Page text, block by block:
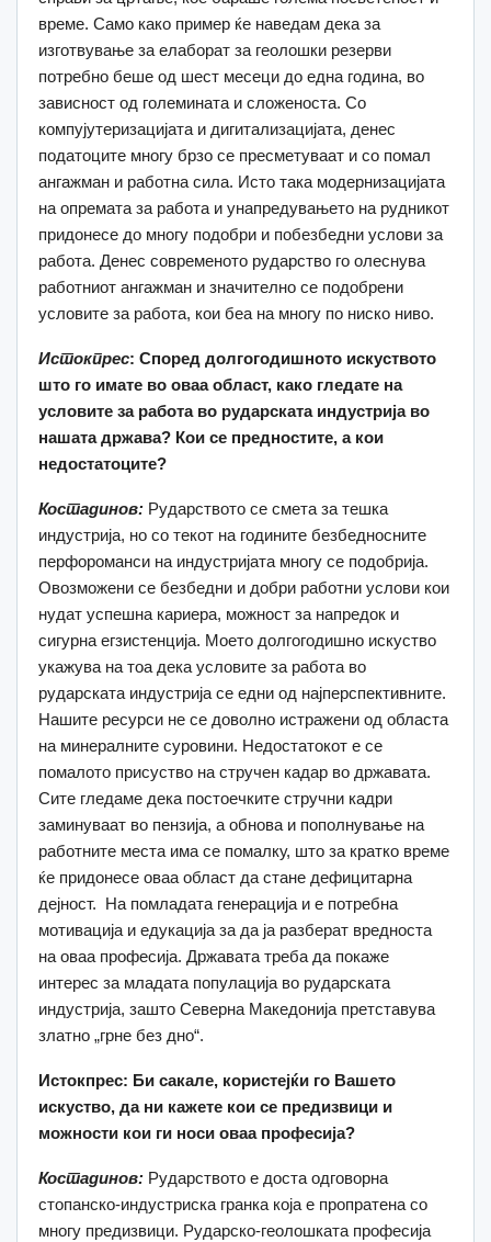
време. Само како пример ќе наведам дека за
изготвување за елаборат за геолошки резерви
потребно беше од шест месеци до една година, во
зависност од големината и сложеноста. Со
компујутеризацијата и дигитализацијата, денес
податоците многу брзо се пресметуваат и со помал
ангажман и работна сила. Исто така модернизацијата
на опремата за работа и унапредувањето на рудникот
придонесе до многу подобри и побезбедни услови за
работа. Денес современото рударство го олеснува
работниот ангажман и значително се подобрени
условите за работа, кои беа на многу по ниско ниво.
Истокпрес: Според долгогодишното искуството
што го имате во оваа област, како гледате на
условите за работа во рударската индустрија во
нашата држава? Кои се предностите, а кои
недостатоците?
Костадинов: Рударството се смета за тешка
индустрија, но со текот на годините безбедносните
перфороманси на индустријата многу се подобрија.
Oвозможени се безбедни и добри работни услови кои
нудат успешна кариера, можност за напредок и
сигурна егзистенција. Моето долгогодишно искуство
укажува на тоа дека условите за работа во
рударската индустрија се едни од најперспективните.
Нашите ресурси не се доволно истражени од областа
на минералните суровини. Недостатокот е се
помалото присуство на стручен кадар во државата.
Сите гледаме дека постоечките стручни кадри
заминуваат во пензија, а обнова и пополнување на
работните места има се помaлку, што за кратко време
ќе придонесе оваа област да стане дефицитарна
дејност. На помладата генерација и е потребна
мотивација и едукација за да ја разберат вредноста
на оваа професија. Државата треба да покаже
интерес за младата популација во рударската
индустрија, зашто Северна Македонија претставува
златно „грне без дно“.
Истокпрес: Би сакале, користејќи го Вашето
искуство, да ни кажете кои се предизвици и
можности кои ги носи оваа професија?
Костадинов: Рударството е доста одговорна
стопанско-индустриска гранка која е пропратена со
многу предизвици. Рударско-геолошката професија